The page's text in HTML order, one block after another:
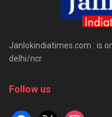
Janlokindiatimes.com : is
delhi/ncr
Follow us